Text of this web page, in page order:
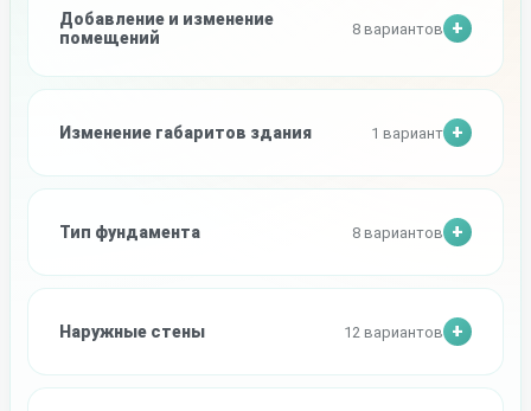
Добавление и изменение
помещений
8 вариантов
Изменение габаритов здания 1 вариант
Тип фундамента 8 вариантов
Наружные стены 12 вариантов